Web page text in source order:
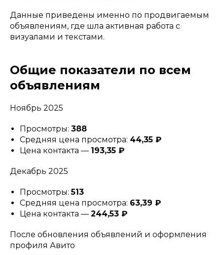
Данные приведены именно по продвигаемым
объявлениям, где шла активная работа с
визуалами и текстами.
Общие показатели по всем
объявлениям
Ноябрь 2025
Просмотры: 388
Средняя цена просмотра: 44,35 ₽
Цена контакта — 193,35 ₽
Декабрь 2025
Просмотры:513
Средняя цена просмотра: 63,39 ₽
Цена контакта — 244,53 ₽
После обновления объявлений и оформления
профиля Авито